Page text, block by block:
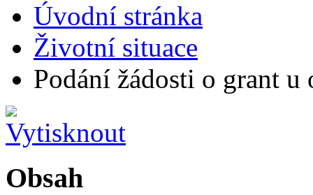
Úvodní stránka
Životní situace
Podání žádosti o grant u
Obsah